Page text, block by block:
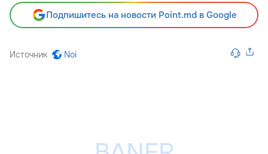
Подпишитесь на новости Point.md в Google
Источник Noi